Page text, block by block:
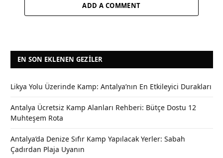
ADD A COMMENT
EN SON EKLENEN GEZILER
Likya Yolu Üzerinde Kamp: Antalya’nın En Etkileyici Durakları
Antalya Ücretsiz Kamp Alanları Rehberi: Bütçe Dostu 12
Muhteşem Rota
Antalya’da Denize Sıfır Kamp Yapılacak Yerler: Sabah
Çadırdan Plaja Uyanın